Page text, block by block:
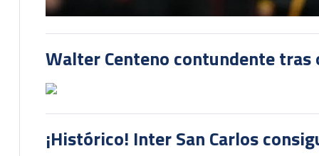
Walter Centeno contundente tras
¡Histórico! Inter San Carlos